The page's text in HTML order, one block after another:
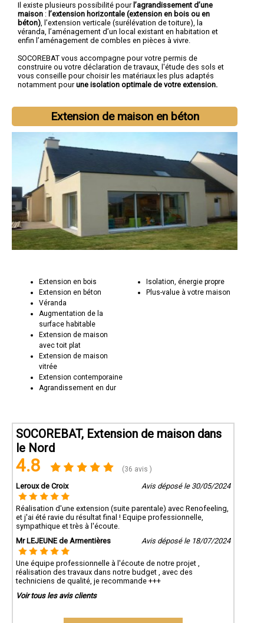
Il existe plusieurs possibilité pour l’agrandissement d’une
maison : l’extension horizontale (extension en bois ou en
béton), l’extension verticale (surélévation de toiture), la
véranda, l’aménagement d’un local existant en habitation et
enfin l’aménagement de combles en pièces à vivre.
SOCOREBAT vous accompagne pour votre permis de
construire ou votre déclaration de travaux, l'étude des sols et
vous conseille pour choisir les matériaux les plus adaptés
notamment pourune isolation optimale de votre extension.
Extension de maison en béton
Extension en bois
Extension en béton
Véranda
Augmentation de la
surface habitable
Extension de maison
avec toit plat
Extension de maison
vitrée
Extension contemporaine
Agrandissement en dur
Isolation, énergie propre
Plus-value à votre maison
SOCOREBAT, Extension de maison dans
le Nord
4.8 (36 avis )
Leroux de Croix Avis déposé le 30/05/2024
Réalisation d'une extension (suite parentale) avec Renofeeling,
et j'ai été ravie du résultat final ! Equipe professionnelle,
sympathique et très à l'écoute.
Mr LEJEUNE de Armentières
Avis déposé le 18/07/2024
Une équipe professionnelle à l'écoute de notre projet ,
réalisation des travaux dans notre budget , avec des
techniciens de qualité, je recommande +++
Voir tous les avis clients